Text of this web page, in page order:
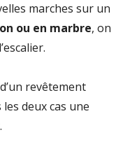
marches sur un
ou en marbre, on
revêtement
deux cas une